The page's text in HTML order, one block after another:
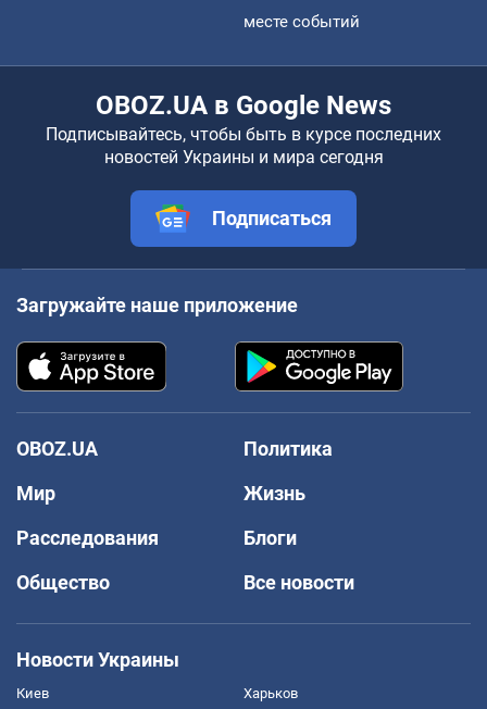
месте событий
OBOZ.UA в Google News
Подписывайтесь, чтобы быть в курсе последних
новостей Украины и мира сегодня
Подписаться
Загружайте наше приложение
OBOZ.UA
Политика
Мир
Жизнь
Расследования
Блоги
Общество
Все новости
Новости Украины
Киев Харьков